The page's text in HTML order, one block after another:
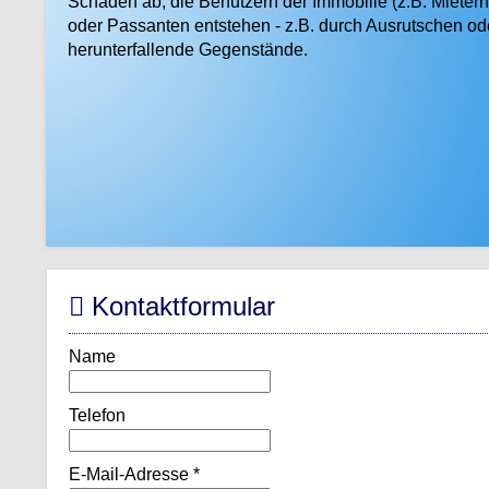
oder Passanten entstehen - z.B. durch Ausrutschen
herunterfallende Gegenstände.
Kontaktformular
Name
Telefon
E-Mail-Adresse *